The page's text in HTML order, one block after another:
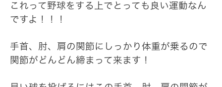
これって野球をする上でとっても良い運動なん
ですよ！！！
手首、肘、肩の関節にしっかり体重が乗るので
関節がどんどん締まって来ます！